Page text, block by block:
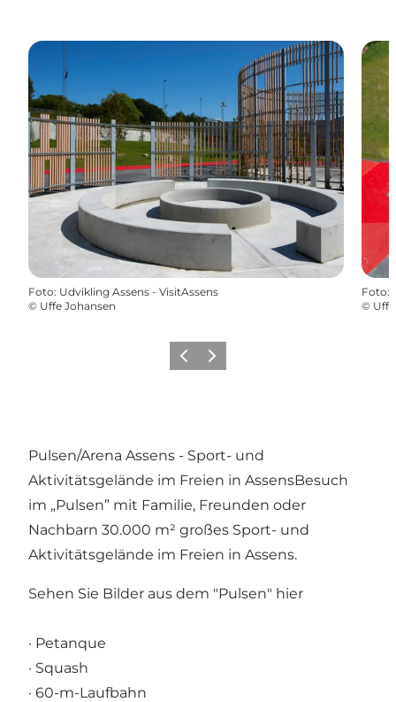
Foto: Udvikling Assens - VisitAssens
© Uffe Johansen
Foto:
©
ZurückWeiter
Pulsen/Arena Assens - Sport- und
Aktivitätsgelände im Freien in AssensBesuch
im „Pulsen” mit Familie, Freunden oder
Nachbarn 30.000 m² großes Sport- und
Aktivitätsgelände im Freien in Assens.
Sehen Sie Bilder aus dem "Pulsen" hier
· Petanque
· Squash
· 60-m-Laufbahn